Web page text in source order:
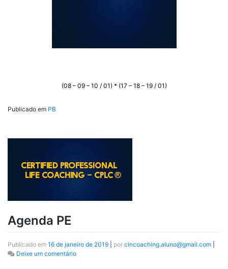
(08 – 09 – 10 / 01) * (17 – 18 – 19 / 01)
Publicado em PB
Agenda PE
Publicado em 16 de janeiro de 2019 por cincoaching.aluno@gmail.com
Deixe um comentário